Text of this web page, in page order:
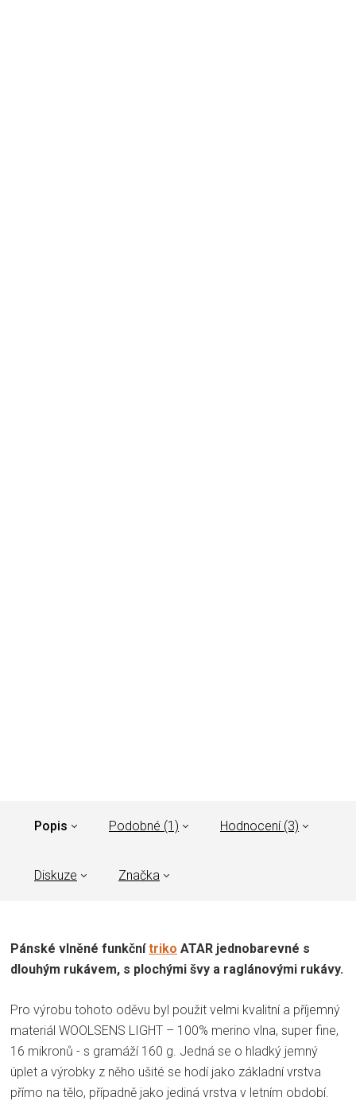
Popis Podobné (1) Hodnocení (3)
Diskuze Značka
Pánské vlněné funkčnítriko ATAR jednobarevné s
dlouhým rukávem, s plochými švy a raglánovými rukávy.
Pro výrobu tohoto oděvu byl použit velmi kvalitní a příjemný
materiál WOOLSENS LIGHT – 100% merino vlna, super fine,
16 mikronů - s gramáží 160 g. Jedná se o hladký jemný
úplet a výrobky z něho ušité se hodí jako základní vrstva
přímo na tělo, případně jako jediná vrstva v letním období.